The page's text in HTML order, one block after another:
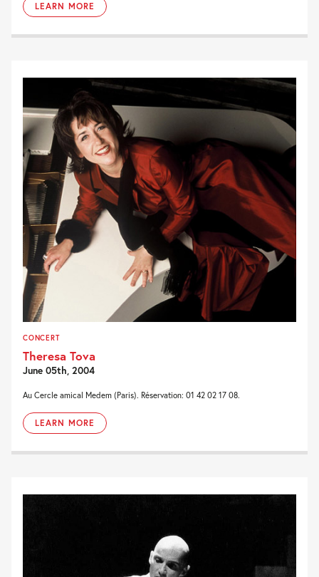
LEARN MORE
CONCERT
Theresa Tova
June 05th, 2004
Au Cercle amical Medem (Paris). Réservation: 01 42 02 17 08.
LEARN MORE